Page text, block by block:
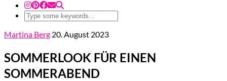
Martina Berg 20. August 2023
SOMMERLOOK FÜR EINEN
SOMMERABEND